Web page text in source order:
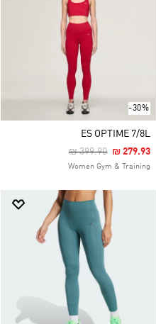
-30%
ES OPTIME 7/8L
Price Reduced From
₪ 399.90To₪ 279.93
Women Gym & Training